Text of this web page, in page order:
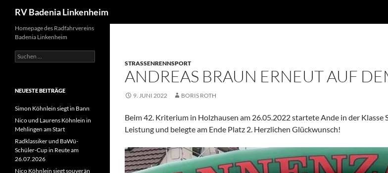
Inhalt
springen
RV Badenia Linkenheim
STRASSENRENNSPORT
ANDREAS BRAUN ERNEUT AUF
9. JUNI 2022 BORIS ROTH
Beim 42. Kriterium in Holzhausen am 26.05.2022 startete Ande in der
Leistung und belegte am Ende Platz 2. Herzlichen Glückwunsch!
Homepage des Radfahrvereins
Badenia Linkenheim
Suchen
nach:
NEUESTE BEITRÄGE
Simon Köhnlein siegt in Bann
Nico und Laurens Köhnlein in
Mehlingen am Start
Radklassiker und BaWü-
Schüler-Cup in Reute am
26.07.2026
Nico Köhnlein siegt souverän